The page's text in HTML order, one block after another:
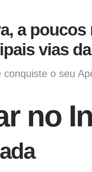
a
vias
o seu
no